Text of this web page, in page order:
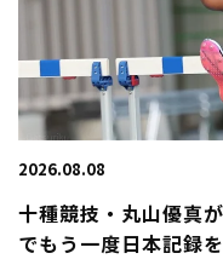
2026.08.08
十種競技・丸山優真
でもう一度日本記録